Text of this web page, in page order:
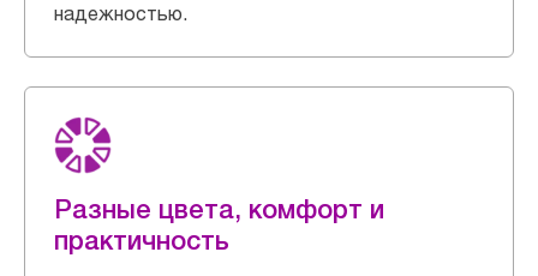
надежностью.
Разные цвета, комфорт и
практичность